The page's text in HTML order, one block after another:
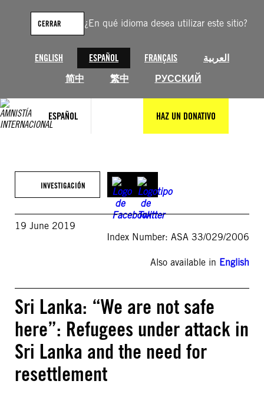
¿En qué idioma desea utilizar este sitio?
ENGLISH ESPAÑOL FRANÇAIS
العربية
简中
繁中 РУССКИЙ
CERRAR
ESPAÑOL HAZ UN DONATIVO
contenido
INVESTIGACIÓN
19 June 2019
Index Number: ASA 33/029/2006
Also available in English
Sri Lanka: “We are not safe
here”: Refugees under attack in
Sri Lanka and the need for
resettlement